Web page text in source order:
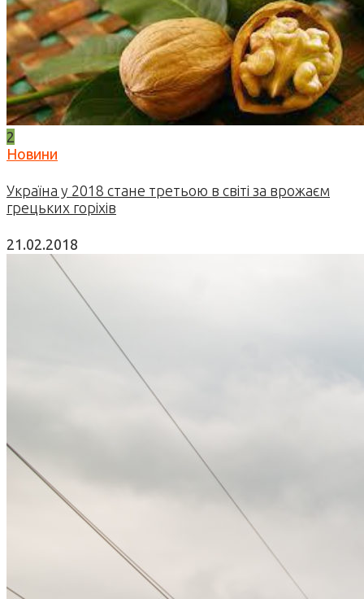
2
Новини
Україна у 2018 стане третьою в світі за врожаєм
грецьких горіхів
21.02.2018